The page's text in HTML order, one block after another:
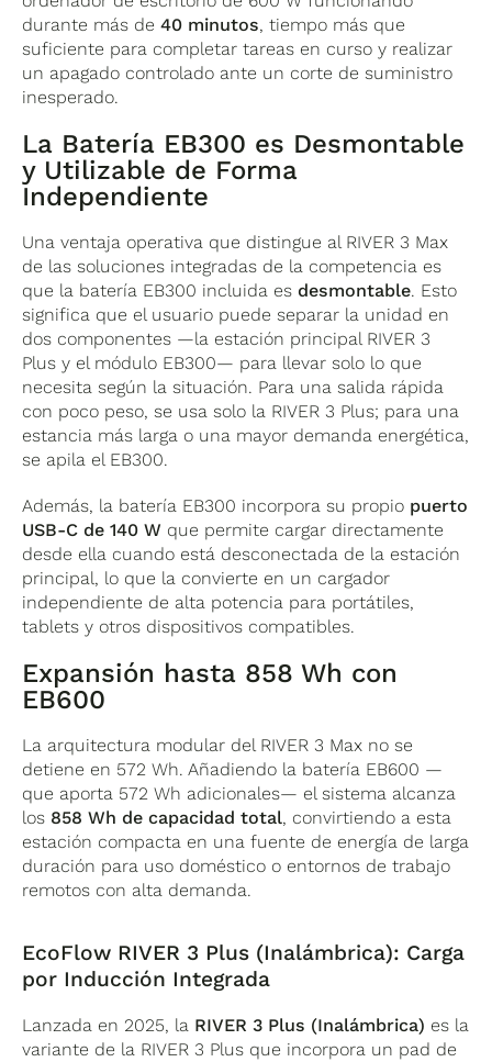
durante más de40 minutos, tiempo más que
suficiente para completar tareas en curso y realizar
un apagado controlado ante un corte de suministro
inesperado.
La Batería EB300 es Desmontable
y Utilizable de Forma
Independiente
Una ventaja operativa que distingue al RIVER 3 Max
de las soluciones integradas de la competencia es
que la batería EB300 incluida es desmontable. Esto
significa que el usuario puede separar la unidad en
dos componentes —la estación principal RIVER 3
Plus y el módulo EB300— para llevar solo lo que
necesita según la situación. Para una salida rápida
con poco peso, se usa solo la RIVER 3 Plus; para una
estancia más larga o una mayor demanda energética,
se apila el EB300.
Además, la batería EB300 incorpora su propio puerto
USB-C de 140 W que permite cargar directamente
desde ella cuando está desconectada de la estación
principal, lo que la convierte en un cargador
independiente de alta potencia para portátiles,
tablets y otros dispositivos compatibles.
Expansión hasta 858 Wh con
EB600
La arquitectura modular del RIVER 3 Max no se
detiene en 572 Wh. Añadiendo la batería EB600 —
que aporta 572 Wh adicionales— el sistema alcanza
los 858 Wh de capacidad total, convirtiendo a esta
estación compacta en una fuente de energía de larga
duración para uso doméstico o entornos de trabajo
remotos con alta demanda.
EcoFlow RIVER 3 Plus (Inalámbrica): Carga
por Inducción Integrada
Lanzada en 2025, la RIVER 3 Plus (Inalámbrica) es la
variante de la RIVER 3 Plus que incorpora un pad de